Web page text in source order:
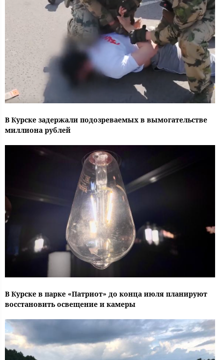
В Курске задержали подозреваемых в вымогательстве
миллиона рублей
В Курске в парке «Патриот» до конца июля планируют
восстановить освещение и камеры